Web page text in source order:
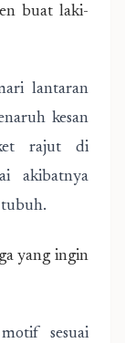
buat laki-
lantaran
kesan
rajut di
akibatnya
yang ingin
sesuai